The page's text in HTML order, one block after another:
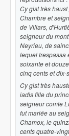
Cy gist très
Chambre et
de Villars,
seigneur du
Neyrieu, de
lequel trespassa
soixante et
cinq cents et
Cy gist très
iadis fille du
seigneur comte
fut mariée au
Chamox, le
cents quatre-